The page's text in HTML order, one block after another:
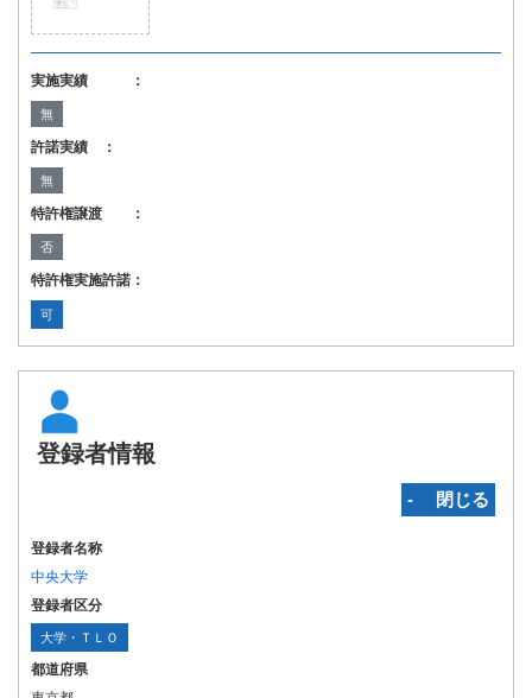
実施実績 ：
無
許諾実績 ：
無
特許権譲渡 ：
否
特許権実施許諾：
可
登録者情報
‐ 閉じる
登録者名称
中央大学
登録者区分
大学・ＴＬＯ
都道府県